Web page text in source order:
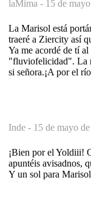
laMima - 15 de
La Marisol está
traeré a Ziercity así
Ya me acordé de tí
"fluviofelicidad". La
si señora.¡A por el
Inde - 15 de mayo
¡Bien por el Yoldiii!
apuntéis avisadnos,
Y un sol para